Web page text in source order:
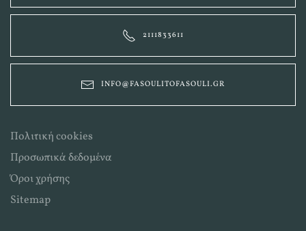
2111833611
INFO@FASOULITOFASOULI.GR
Πολιτική cookies
Προσωπικά δεδομένα
Όροι χρήσης
Sitemap